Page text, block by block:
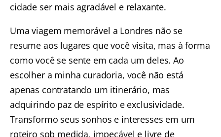
cidade ser mais agradável e relaxante.
Uma viagem memorável a Londres não se
resume aos lugares que você visita, mas à forma
como você se sente em cada um deles. Ao
escolher a minha curadoria, você não está
apenas contratando um itinerário, mas
adquirindo paz de espírito e exclusividade.
Transformo seus sonhos e interesses em um
roteiro sob medida, impecável e livre de